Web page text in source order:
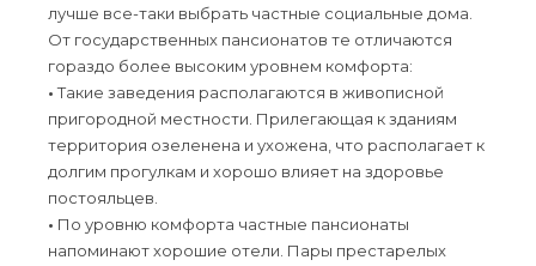
лучше все-таки выбрать частные социальные дома.
От государственных пансионатов те отличаются
гораздо более высоким уровнем комфорта:
•Такие заведения располагаются в живописной
пригородной местности. Прилегающая к зданиям
территория озеленена и ухожена, что располагает к
долгим прогулкам и хорошо влияет на здоровье
постояльцев.
• По уровню комфорта частные пансионаты
напоминают хорошие отели. Пары престарелых